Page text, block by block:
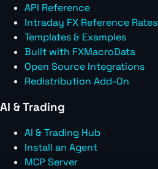
API Reference
Intraday FX Reference Rates
Templates & Examples
Built with FXMacroData
Open Source Integrations
Redistribution Add-On
AI & Trading
AI & Trading Hub
Install an Agent
MCP Server